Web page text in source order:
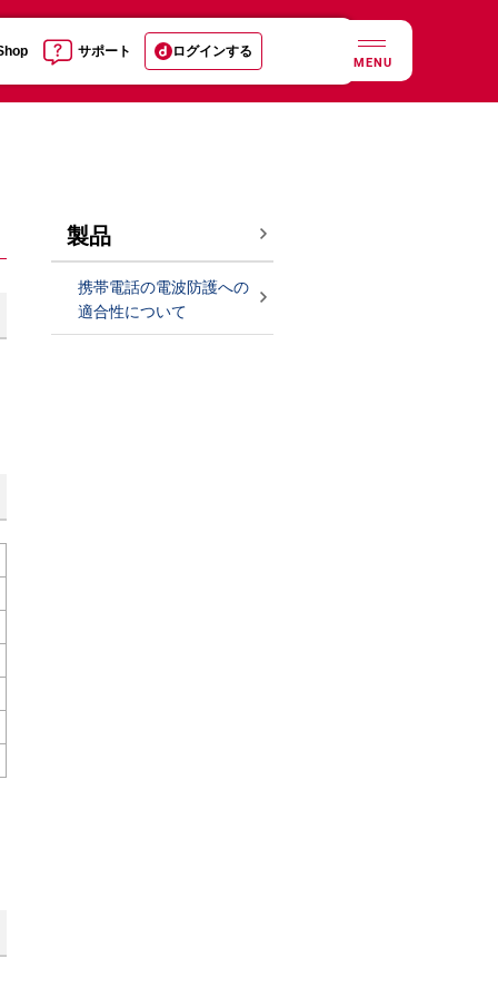
サポート ログインする
MENU
製品
携帯電話の電波防護への
適合性について